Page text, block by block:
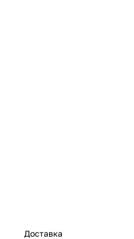
Доставка